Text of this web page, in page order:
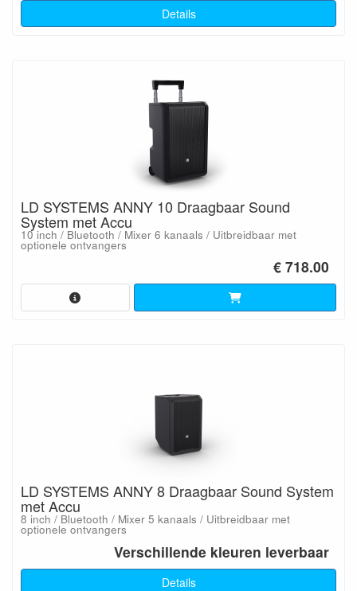
Details
LD SYSTEMS ANNY 10 Draagbaar Sound
System met Accu
10 inch / Bluetooth / Mixer 6 kanaals / Uitbreidbaar met
optionele ontvangers
€ 718.00
LD SYSTEMS ANNY 8 Draagbaar Sound System
met Accu
8 inch / Bluetooth / Mixer 5 kanaals / Uitbreidbaar met
optionele ontvangers
Verschillende kleuren leverbaar
Details